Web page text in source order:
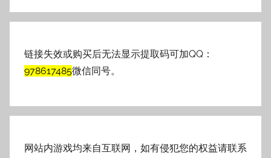
链接失效或购买后无法显示提取码可加QQ：
978617485微信同号。
网站内游戏均来自互联网，如有侵犯您的权益请联系